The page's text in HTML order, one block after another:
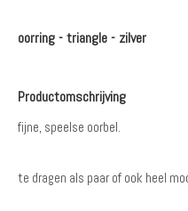
oorring - triangle - zilver
Productomschrijving
fijne, speelse oorbel.
te dragen als paar of ook heel